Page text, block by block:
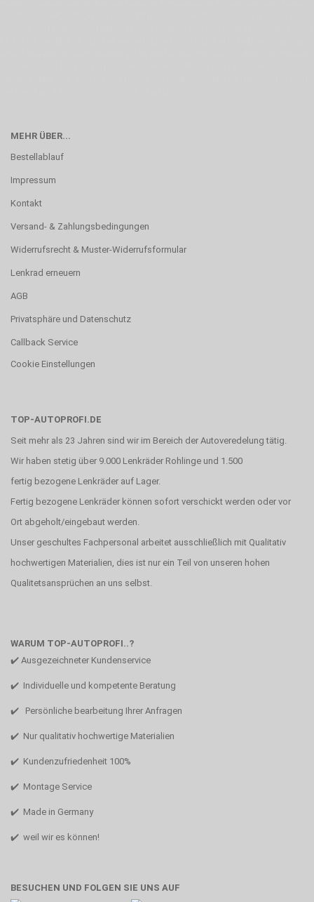
MEHR ÜBER...
Bestellablauf
Impressum
Kontakt
Versand- & Zahlungsbedingungen
Widerrufsrecht & Muster-Widerrufsformular
Lenkrad erneuern
AGB
Privatsphäre und Datenschutz
Callback Service
Cookie Einstellungen
TOP-AUTOPROFI.DE
Seit mehr als 23 Jahren sind wir im Bereich der Autoveredelung tätig.
Wir haben stetig über 9.000 Lenkräder Rohlinge und 1.500
fertig bezogene Lenkräder auf Lager.
Fertig bezogene Lenkräder können sofort verschickt werden oder vor
Ort abgeholt/eingebaut werden.
Unser geschultes Fachpersonal arbeitet ausschließlich mit Qualitativ
hochwertigen Materialien, dies ist nur ein Teil von unseren hohen
Qualitetsansprüchen an uns selbst.
WARUM TOP-AUTOPROFI..?
✔️ Ausgezeichneter Kundenservice
✔️ Individuelle und kompetente Beratung
✔️ Persönliche bearbeitung Ihrer Anfragen
✔️ Nur qualitativ hochwertige Materialien
✔️ Kundenzufriedenheit 100%
✔️ Montage Service
✔️ Made in Germany
✔️ weil wir es können!
BESUCHEN UND FOLGEN SIE UNS AUF